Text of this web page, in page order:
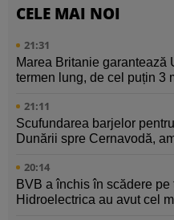
CELE MAI NOI
21:31
Marea Britanie garantează
termen lung, de cel puțin 3
21:11
Scufundarea barjelor
Dunării spre Cernavodă,
20:14
BVB a închis în scădere
Hidroelectrica au avut cel